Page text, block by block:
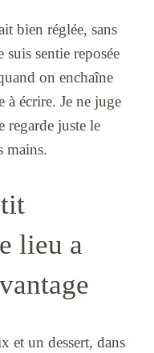
bien réglée, sans
sentie reposée
on enchaîne
à écrire. Je ne juge
regarde juste le
mains.
lieu a
et un dessert, dans